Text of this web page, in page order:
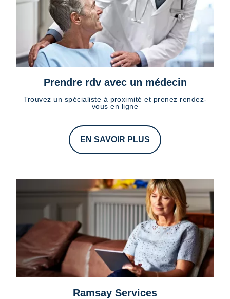
Prendre rdv avec un médecin
Trouvez un spécialiste à proximité et prenez rendez-
vous en ligne
EN SAVOIR PLUS
Ramsay Services